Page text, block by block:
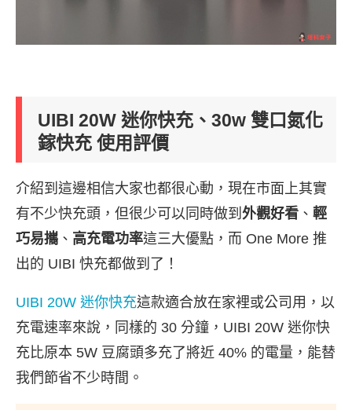
UIBI 20W 迷你快充、30w 雙口氮化
鎵快充 使用評價
介紹到這邊相信大家也都很心動，現在市面上其實
有不少快充頭，但很少可以同時做到 外觀好看 、 輕
巧易攜 、 高充電功率這三大優點，而 One More 推
出的 UIBI 快充都做到了！
UIBI 20W 迷你快充這款適合放在家裡或公司用，以
充電速率來說，同樣的 30 分鐘，UIBI 20W 迷你快
充比原本 5W 豆腐頭多充了將近 40% 的電量，能替
我們節省不少時間。